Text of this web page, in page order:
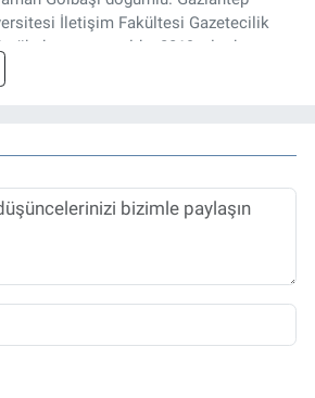
İletişim Fakültesi Gazetecilik
mezun oldu. 2019 yılında
gazetecilik mesleğinde, muhabir,
Haber Editörü' olarak devam